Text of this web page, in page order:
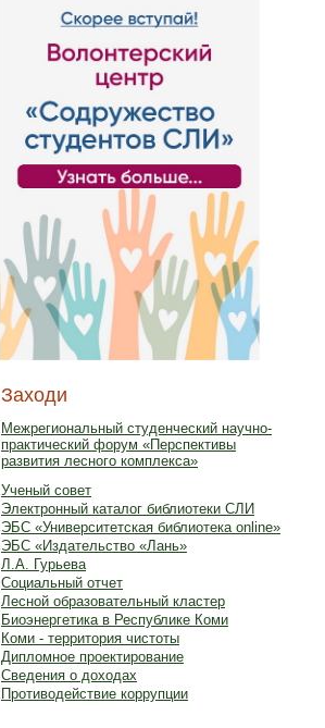
Заходи
Межрегиональный студенческий научно-
практический форум «Перспективы
развития лесного комплекса»
Ученый совет
Электронный каталог библиотеки СЛИ
ЭБС «Университетская библиотека online»
ЭБС «Издательство «Лань»
Л.А. Гурьева
Социальный отчет
Лесной образовательный кластер
Биоэнергетика в Республике Коми
Коми - территория чистоты
Дипломное проектирование
Сведения о доходах
Противодействие коррупции